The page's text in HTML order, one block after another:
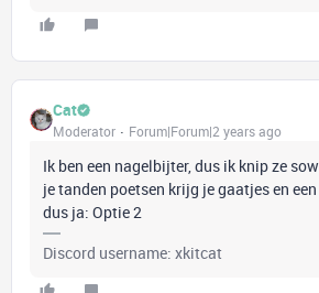
Cat
Moderator Forum|Forum|2 years ago
Ik ben een nagelbijter, dus ik knip ze
je tanden poetsen krijg je gaatjes en
dus ja: Optie 2
Discord username: xkitcat